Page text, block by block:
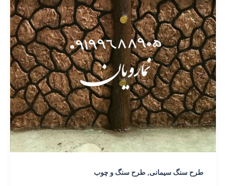
طرح سنگ سیمانی,طرح سنگ و چوب